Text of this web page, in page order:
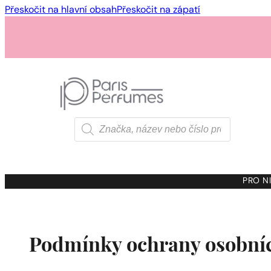
Přeskočit na hlavní obsahPřeskočit na zápatí
1 - 3 ks
Products
search
PRO NI
Podmínky ochrany